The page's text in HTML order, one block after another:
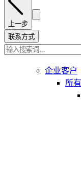
上一步
联系方式
企业客户
所